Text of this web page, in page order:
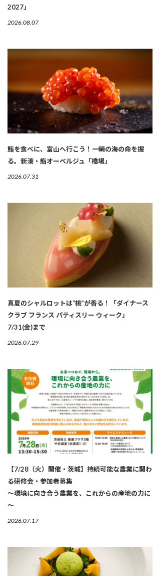
2027」
2026.08.07
鮨を食べに、富山へ行こう！一瞬の海の命を握
る。新湊・鮨オーベルジュ「橋場」
2026.07.31
真夏のシャルロットは“桃”が香る！「ダイナース
クラブ フランス パティスリー ウィーク」
7/31(金)まで
2026.07.29
【7/28（火）開催・茨城】持続可能な農業に関わ
る研修会・参加者募集
～環境に向き合う農業を、これからの産地の力に
～
2026.07.17